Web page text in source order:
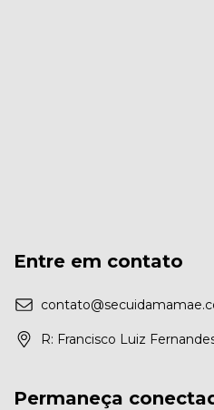
Entre em contato
R: Francisco Luiz
Permaneça